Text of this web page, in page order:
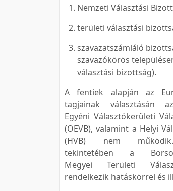
Nemzeti Választási
területi választási
szavazatszámláló
szavazókörös
választási bizottság).
A fentiek alapján az
tagjainak választásán
Egyéni Választókerületi
(OEVB), valamint a Helyi
(HVB) nem
tekintetében a Borsod-
Megyei Területi
rendelkezik hatáskörrel és